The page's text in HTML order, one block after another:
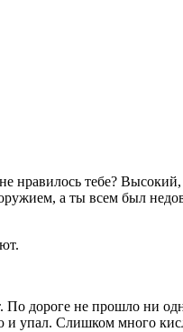
тебе? Высокий,
а ты всем был
дороге не прошло ни
Слишком много